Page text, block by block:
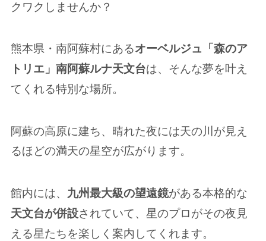
クワクしませんか？
熊本県・南阿蘇村にあるオーベルジュ「森のア
トリエ」南阿蘇ルナ天文台は、そんな夢を叶え
てくれる特別な場所。
阿蘇の高原に建ち、晴れた夜には天の川が見え
るほどの満天の星空が広がります。
館内には、 九州最大級の望遠鏡がある本格的な
天文台が併設されていて、星のプロがその夜見
える星たちを楽しく案内してくれます。